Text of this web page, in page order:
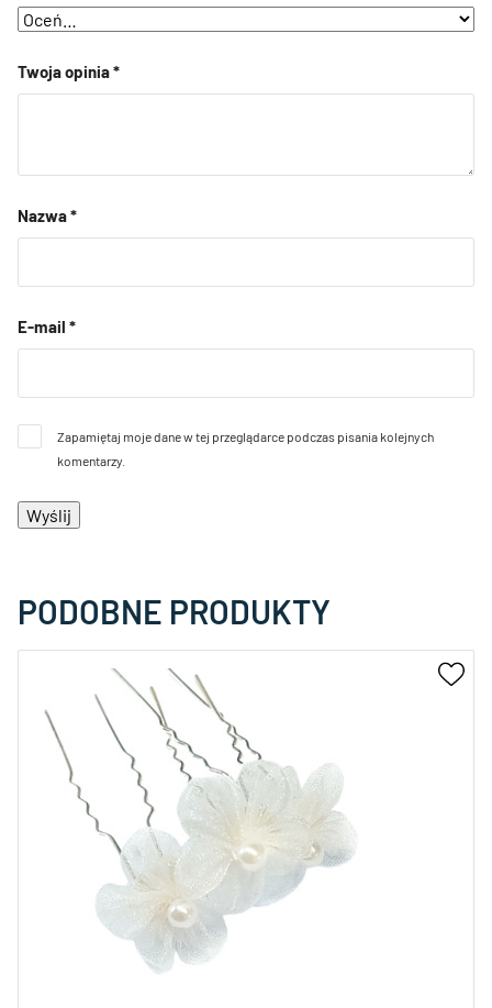
Twoja opinia*
Nazwa*
E-mail *
Zapamiętaj moje dane w tej przeglądarce podczas pisania kolejnych
komentarzy.
PODOBNE PRODUKTY